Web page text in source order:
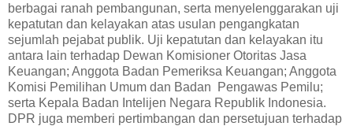
berbagai ranah pembangunan, serta menyelenggarakan uji
kepatutan dan kelayakan atas usulan pengangkatan
sejumlah pejabat publik. Uji kepatutan dan kelayakan itu
antara lain terhadap Dewan Komisioner Otoritas Jasa
Keuangan; Anggota Badan Pemeriksa Keuangan; Anggota
Komisi Pemilihan Umum dan Badan Pengawas Pemilu;
serta Kepala Badan Intelijen Negara Republik Indonesia.
DPR juga memberi pertimbangan dan persetujuan terhadap